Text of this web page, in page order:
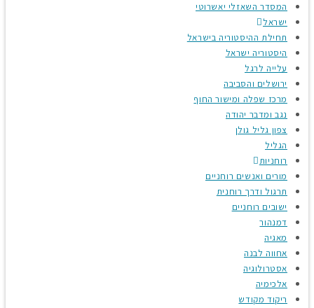
המסדר השאזלי יאשרוטי
ישראל
תחילת ההיסטוריה בישראל
היסטוריה ישראל
עלייה לרגל
ירושלים והסביבה
מרכז שפלה ומישור החוף
נגב ומדבר יהודה
צפון גליל גולן
הגליל
רוחניות
מורים ואנשים רוחניים
תרגול ודרך רוחנית
ישובים רוחניים
דמנהור
מאגיה
אחווה לבנה
אסטרולוגיה
אלכימיה
ריקוד מקודש